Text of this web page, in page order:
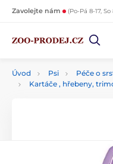
Zavolejte nám (Po-Pá 8-17, So
Úvod Psi Péče o
Kartáče , hřebeny,